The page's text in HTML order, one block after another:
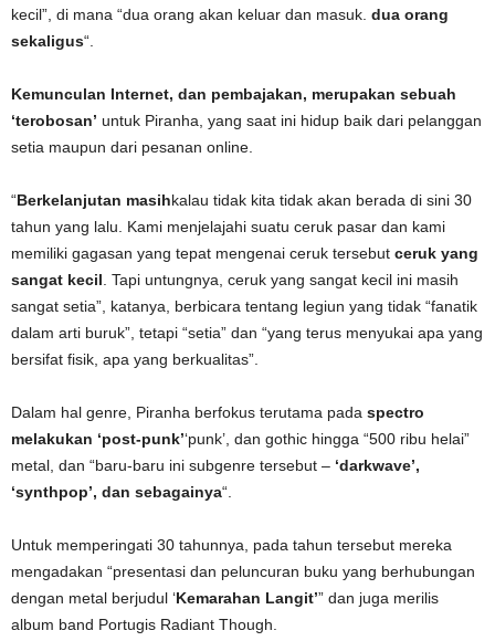
kecil”, di mana “dua orang akan keluar dan masuk. dua orang
sekaligus“.
Kemunculan Internet, dan pembajakan, merupakan sebuah
‘terobosan’ untuk Piranha, yang saat ini hidup baik dari pelanggan
setia maupun dari pesanan online.
“Berkelanjutan masihkalau tidak kita tidak akan berada di sini 30
tahun yang lalu. Kami menjelajahi suatu ceruk pasar dan kami
memiliki gagasan yang tepat mengenai ceruk tersebut ceruk yang
sangat kecil . Tapi untungnya, ceruk yang sangat kecil ini masih
sangat setia”, katanya, berbicara tentang legiun yang tidak “fanatik
dalam arti buruk”, tetapi “setia” dan “yang terus menyukai apa yang
bersifat fisik, apa yang berkualitas”.
Dalam hal genre, Piranha berfokus terutama pada spectro
melakukan ‘post-punk’‘punk’, dan gothic hingga “500 ribu helai”
metal, dan “baru-baru ini subgenre tersebut – ‘darkwave’,
‘synthpop’, dan sebagainya“.
Untuk memperingati 30 tahunnya, pada tahun tersebut mereka
mengadakan “presentasi dan peluncuran buku yang berhubungan
dengan metal berjudul ‘Kemarahan Langit’” dan juga merilis
album band Portugis Radiant Though.